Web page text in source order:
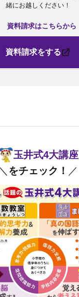
緒にお越しください！
資料請求はこちらから
資料請求をする
玉井式4大講座
＼ をチェック！ ／